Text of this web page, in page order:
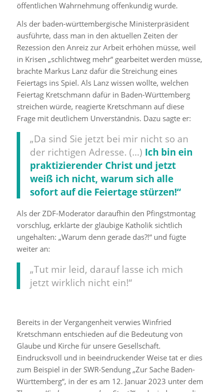
öffentlichen Wahrnehmung offenkundig wurde.
Als der baden-württembergische Ministerpräsident
ausführte, dass man in den aktuellen Zeiten der
Rezession den Anreiz zur Arbeit erhöhen müsse, weil
in Krisen „schlichtweg mehr“ gearbeitet werden müsse,
brachte Markus Lanz dafür die Streichung eines
Feiertags ins Spiel. Als Lanz wissen wollte, welchen
Feiertag Kretschmann dafür in Baden-Württemberg
streichen würde, reagierte Kretschmann auf diese
Frage mit deutlichem Unverständnis. Dazu sagte er:
„Da sind Sie jetzt bei mir nicht so an
der richtigen Adresse. (…) Ich bin ein
praktizierender Christ und jetzt
weiß ich nicht, warum sich alle
sofort auf die Feiertage stürzen!“
Als der ZDF-Moderator daraufhin den Pfingstmontag
vorschlug, erklärte der gläubige Katholik sichtlich
ungehalten: „Warum denn gerade das?!“ und fügte
weiter an:
„Tut mir leid, darauf lasse ich mich
jetzt wirklich nicht ein!“
Bereits in der Vergangenheit verwies Winfried
Kretschmann entschieden auf die Bedeutung von
Glaube und Kirche für unsere Gesellschaft.
Eindrucksvoll und in beeindruckender Weise tat er dies
zum Beispiel in der SWR-Sendung „Zur Sache Baden-
Württemberg“, in der es am 12. Januar 2023 unter dem